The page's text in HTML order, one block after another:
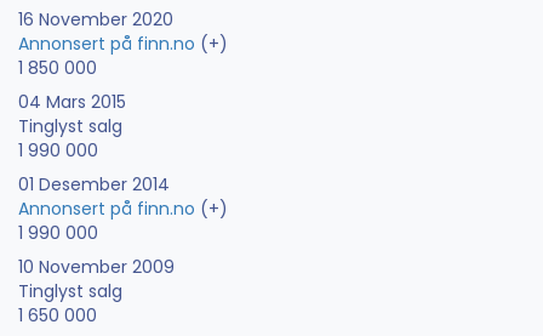
16 November 2020
Annonsert på finn.no (+)
1 850 000
04 Mars 2015
Tinglyst salg
1 990 000
01 Desember 2014
Annonsert på finn.no (+)
1 990 000
10 November 2009
Tinglyst salg
1 650 000